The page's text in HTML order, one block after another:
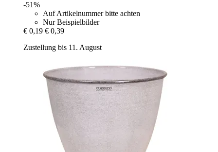
-51%
Auf Artikelnummer bitte achten
Nur Beispielbilder
€ 0,19 € 0,39
Zustellung bis 11. August